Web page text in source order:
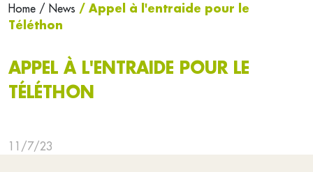
Home / News / Appel à l'entraide pour le
Téléthon
APPEL À L'ENTRAIDE POUR LE
TÉLÉTHON
11/7/23